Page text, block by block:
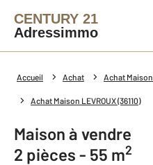
CENTURY 21
Adressimmo
Accueil Achat Achat Maison
Achat Maison LEVROUX (36110)
Maison à vendre
2 pièces - 55 m2